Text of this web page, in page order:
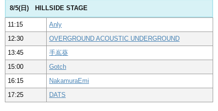
8/5(日) HILLSIDE STAGE
11:15
Anly
12:30
OVERGROUND ACOUSTIC UNDERGROUND
13:45
手嶌葵
15:00
Gotch
16:15
NakamuraEmi
17:25
DATS